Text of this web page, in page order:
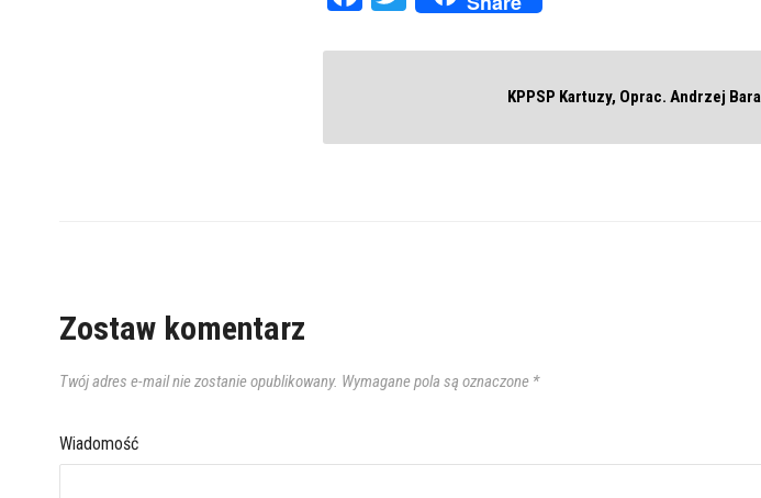
KPPSP Kartuzy, Oprac. Andrzej
Zostaw komentarz
Twój adres e-mail nie zostanie opublikowany. Wymagane pola są oznaczone *
Wiadomość